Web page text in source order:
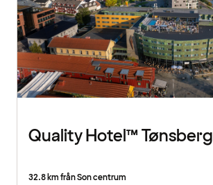
Quality Hotel™ Tønsberg
32.8 km från Son centrum